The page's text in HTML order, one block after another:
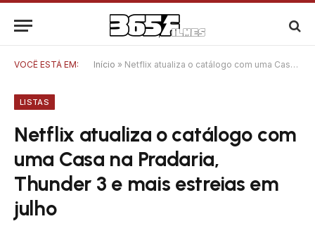
VOCÊ ESTÁ EM: Início » Netflix atualiza o catálogo com uma Casa na Pradaria, Thunder 3 e mais estreias em julho
LISTAS
Netflix atualiza o catálogo com
uma Casa na Pradaria,
Thunder 3 e mais estreias em
julho